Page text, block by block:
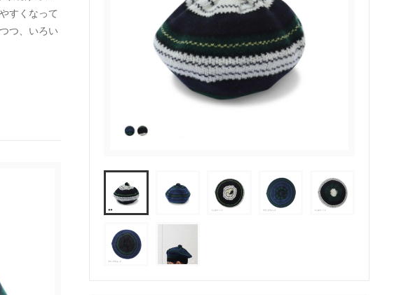
Price&Kensington（ティーポッ
ト）
SOLS
トモタケ
すくなって
つ、いろい